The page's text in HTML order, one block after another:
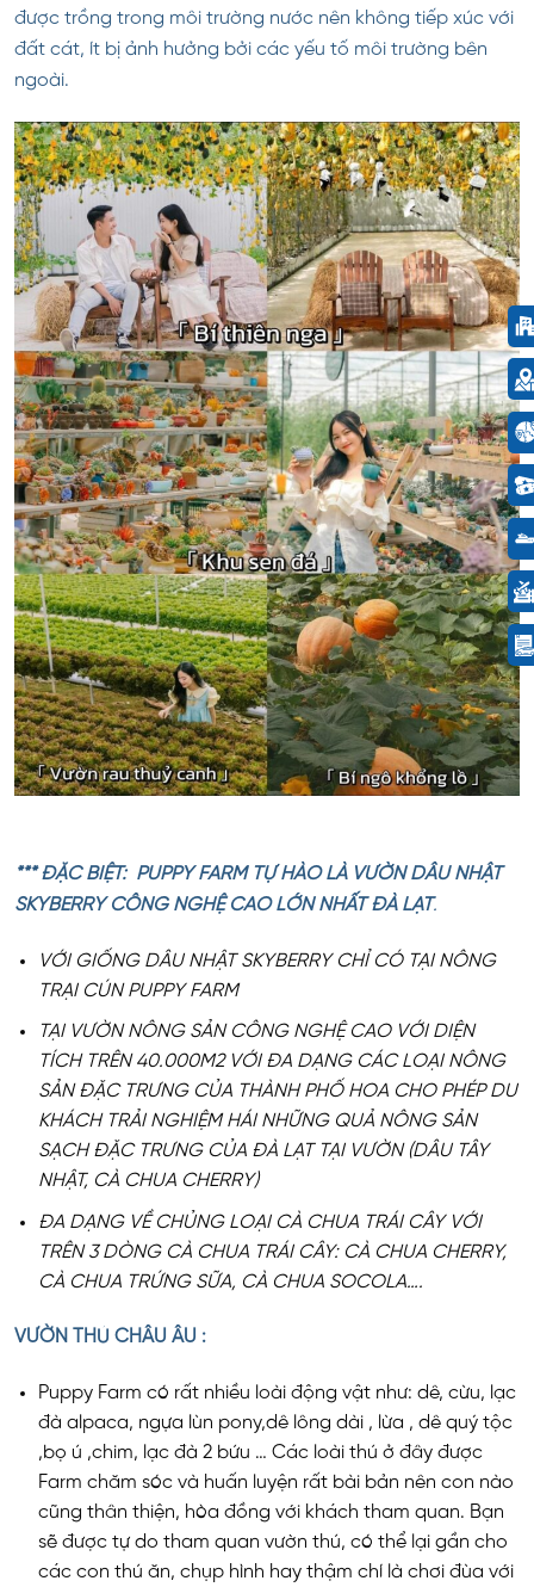
được trồng trong môi trường nước nên không tiếp xúc với
đất cát, ít bị ảnh hưởng bởi các yếu tố môi trường bên
ngoài.
*** ĐẶC BIỆT: PUPPY FARM TỰ HÀO LÀ VƯỜN DÂU NHẬT
SKYBERRY CÔNG NGHỆ CAO LỚN NHẤT ĐÀ LẠT.
VỚI GIỐNG DÂU NHẬT SKYBERRY CHỈ CÓ TẠI NÔNG
TRẠI CÚN PUPPY FARM
TẠI VƯỜN NÔNG SẢN CÔNG NGHỆ CAO VỚI DIỆN
TÍCH TRÊN 40.000M2 VỚI ĐA DẠNG CÁC LOẠI NÔNG
SẢN ĐẶC TRƯNG CỦA THÀNH PHỐ HOA CHO PHÉP DU
KHÁCH TRẢI NGHIỆM HÁI NHỮNG QUẢ NÔNG SẢN
SẠCH ĐẶC TRƯNG CỦA ĐÀ LẠT TẠI VƯỜN (DÂU TÂY
NHẬT, CÀ CHUA CHERRY)
ĐA DẠNG VỀ CHỦNG LOẠI CÀ CHUA TRÁI CÂY VỚI
TRÊN 3 DÒNG CÀ CHUA TRÁI CÂY: CÀ CHUA CHERRY,
CÀ CHUA TRỨNG SỮA, CÀ CHUA SOCOLA….
VƯỜN THÚ CHÂU ÂU :
Puppy Farm có rất nhiều loài động vật như: dê, cừu, lạc
đà alpaca, ngựa lùn pony,dê lông dài , lừa , dê quý tộc
,bọ ú ,chim, lạc đà 2 bứu … Các loài thú ở đây được
Farm chăm sóc và huấn luyện rất bài bản nên con nào
cũng thân thiện, hòa đồng với khách tham quan. Bạn
sẽ được tự do tham quan vườn thú, có thể lại gần cho
các con thú ăn, chụp hình hay thậm chí là chơi đùa với